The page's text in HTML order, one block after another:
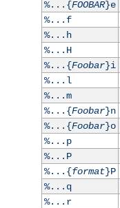
%...{FOOBAR}e
%...f
%...h
%...H
%...{Foobar}i
%...l
%...m
%...{Foobar}n
%...{Foobar}o
%...p
%...P
%...{format}P
%...q
%...r